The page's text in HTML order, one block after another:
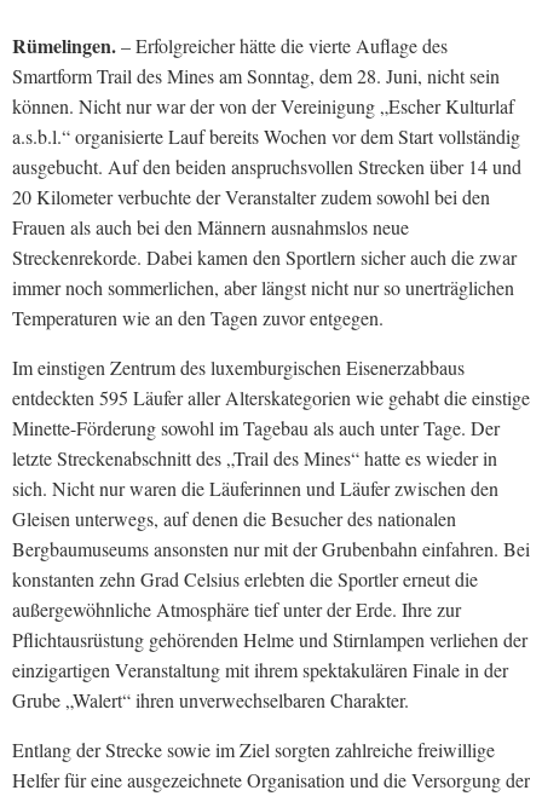
Rümelingen.– Erfolgreicher hätte die vierte Auflage des
Smartform Trail des Mines am Sonntag, dem 28. Juni, nicht sein
können. Nicht nur war der von der Vereinigung „Escher Kulturlaf
a.s.b.l.“ organisierte Lauf bereits Wochen vor dem Start vollständig
ausgebucht. Auf den beiden anspruchsvollen Strecken über 14 und
20 Kilometer verbuchte der Veranstalter zudem sowohl bei den
Frauen als auch bei den Männern ausnahmslos neue
Streckenrekorde. Dabei kamen den Sportlern sicher auch die zwar
immer noch sommerlichen, aber längst nicht nur so unerträglichen
Temperaturen wie an den Tagen zuvor entgegen.
Im einstigen Zentrum des luxemburgischen Eisenerzabbaus
entdeckten 595 Läufer aller Alterskategorien wie gehabt die einstige
Minette-Förderung sowohl im Tagebau als auch unter Tage. Der
letzte Streckenabschnitt des „Trail des Mines“ hatte es wieder in
sich. Nicht nur waren die Läuferinnen und Läufer zwischen den
Gleisen unterwegs, auf denen die Besucher des nationalen
Bergbaumuseums ansonsten nur mit der Grubenbahn einfahren. Bei
konstanten zehn Grad Celsius erlebten die Sportler erneut die
außergewöhnliche Atmosphäre tief unter der Erde. Ihre zur
Pflichtausrüstung gehörenden Helme und Stirnlampen verliehen der
einzigartigen Veranstaltung mit ihrem spektakulären Finale in der
Grube „Walert“ ihren unverwechselbaren Charakter.
Entlang der Strecke sowie im Ziel sorgten zahlreiche freiwillige
Helfer für eine ausgezeichnete Organisation und die Versorgung der